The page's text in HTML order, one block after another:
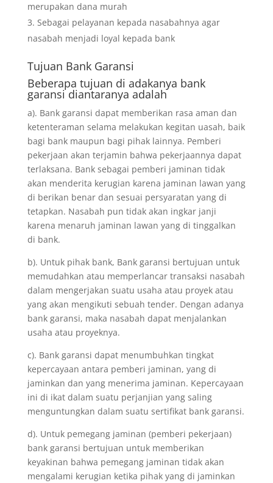
merupakan dana murah
Sebagai pelayanan kepada nasabahnya agar
nasabah menjadi loyal kepada bank
Tujuan Bank Garansi
Beberapa tujuan di adakanya bank
garansi diantaranya adalah
a). Bank garansi dapat memberikan rasa aman dan
ketenteraman selama melakukan kegitan uasah, baik
bagi bank maupun bagi pihak lainnya. Pemberi
pekerjaan akan terjamin bahwa pekerjaannya dapat
terlaksana. Bank sebagai pemberi jaminan tidak
akan menderita kerugian karena jaminan lawan yang
di berikan benar dan sesuai persyaratan yang di
tetapkan. Nasabah pun tidak akan ingkar janji
karena menaruh jaminan lawan yang di tinggalkan
di bank.
b). Untuk pihak bank, Bank garansi bertujuan untuk
memudahkan atau memperlancar transaksi nasabah
dalam mengerjakan suatu usaha atau proyek atau
yang akan mengikuti sebuah tender. Dengan adanya
bank garansi, maka nasabah dapat menjalankan
usaha atau proyeknya.
c). Bank garansi dapat menumbuhkan tingkat
kepercayaan antara pemberi jaminan, yang di
jaminkan dan yang menerima jaminan. Kepercayaan
ini di ikat dalam suatu perjanjian yang saling
menguntungkan dalam suatu sertifikat bank garansi.
d). Untuk pemegang jaminan (pemberi pekerjaan)
bank garansi bertujuan untuk memberikan
keyakinan bahwa pemegang jaminan tidak akan
mengalami kerugian ketika pihak yang di jaminkan